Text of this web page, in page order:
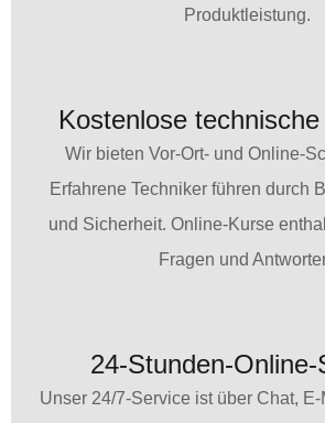
Produktleistung.
Kostenlose
Wir bieten Vor-Ort- und Online-
Erfahrene Techniker führen durch
und Sicherheit. Online-Kurse
Fragen und
24-Stunden-Online-
Unser 24/7-Service ist über Chat,